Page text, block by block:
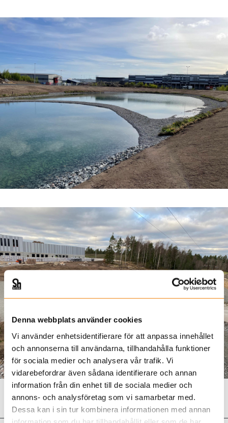
Denna webbplats använder cookies
Vi använder enhetsidentifierare för att anpassa innehållet
och annonserna till användarna, tillhandahålla funktioner
för sociala medier och analysera vår trafik. Vi
vidarebefordrar även sådana identifierare och annan
information från din enhet till de sociala medier och
annons- och analysföretag som vi samarbetar med.
Dessa kan i sin tur kombinera informationen med annan